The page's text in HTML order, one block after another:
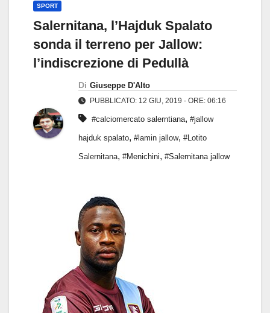
SPORT
Salernitana, l’Hajduk Spalato
sonda il terreno per Jallow:
l’indiscrezione di Pedullà
Di Giuseppe D'Alto
PUBBLICATO: 12 GIU, 2019 - ORE: 06:16
#calciomercato salerntiana, #jallow
hajduk spalato, #lamin jallow, #Lotito
Salernitana, #Menichini, #Salernitana jallow